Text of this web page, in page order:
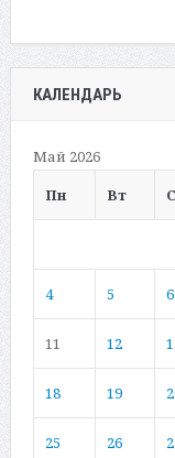
КАЛЕНДАРЬ
Май 2026
Пн
Вт
4 5 6
11 12
18 19
25 26